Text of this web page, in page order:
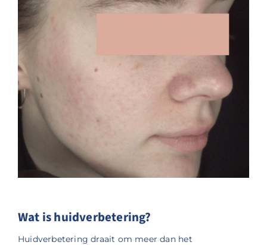
Wat is huidverbetering?
Huidverbetering draait om meer dan het